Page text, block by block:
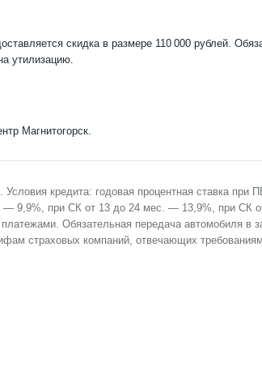
скидка в размере 110 000 рублей.
утилизацию.
Магнитогорск.
кредита: годовая процентная ставка при
9,9%, при СК от 13 до 24 мес. — 13,9%, при СК
Обязательная передача автомобиля в
страховых компаний, отвечающих